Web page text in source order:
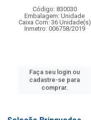
Código: 830030
Embalagem: Unidade
Caixa Com: 36 Unidade(s)
Inmetro: 006758/2019
Faça seu login ou
cadastre-se para
comprar.